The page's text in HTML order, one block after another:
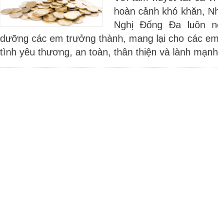
hoàn cảnh khó khăn,
Nghị Đống Đa luôn
dưỡng các em trưởng thành, mang lại cho các
tình yêu thương, an toàn, thân thiện và lành